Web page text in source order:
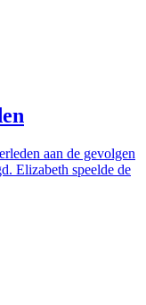
aan de gevolgen
Elizabeth speelde de